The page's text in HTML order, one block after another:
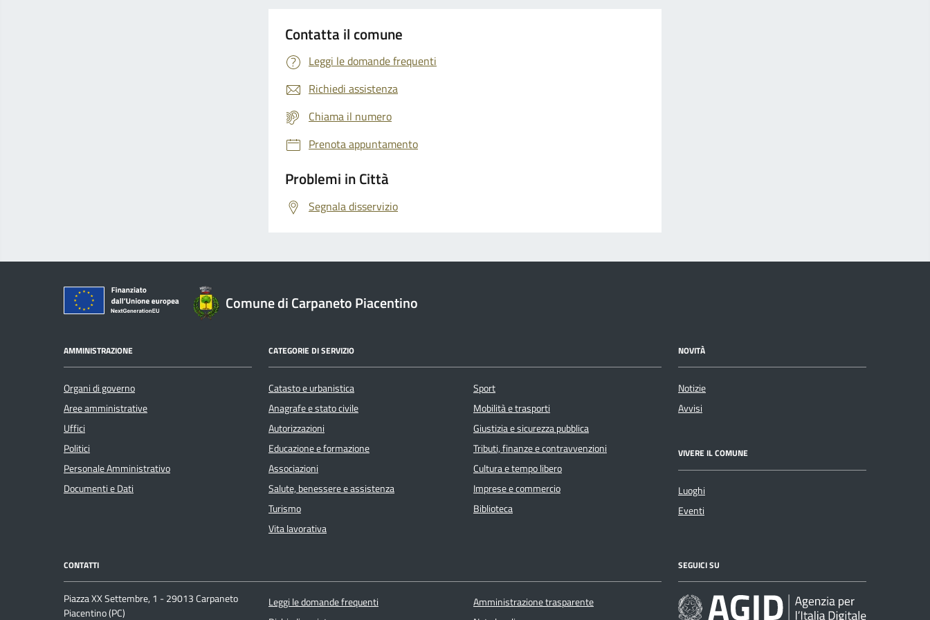
Contatta il comune
Leggi le domande frequenti
Richiedi assistenza
Chiama il numero
Prenota appuntamento
Problemi in Città
Segnala disservizio
Comune di Carpaneto Piacentino
AMMINISTRAZIONE
Organi di governo
Aree amministrative
Uffici
Politici
Personale Amministrativo
Documenti e Dati
CATEGORIE DI SERVIZIO
Catasto e urbanistica
Anagrafe e stato civile
Autorizzazioni
Educazione e formazione
Associazioni
Salute, benessere e assistenza
Turismo
Vita lavorativa
Sport
Mobilità e trasporti
Giustizia e sicurezza pubblica
Tributi, finanze e contravvenzioni
Cultura e tempo libero
Imprese e commercio
Biblioteca
NOVITÀ
Notizie
Avvisi
VIVERE IL COMUNE
Luoghi
Eventi
CONTATTI
Piazza XX Settembre, 1 - 29013 Carpaneto
Piacentino (PC)
Leggi le domande frequenti
Amministrazione trasparente
SEGUICI SU